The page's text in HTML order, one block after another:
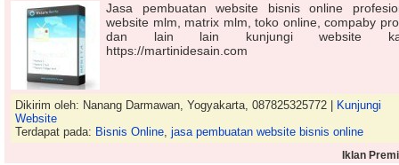
Jasa pembuatan website bisnis online
website mlm, matrix mlm, toko online, compaby
dan lain lain kunjungi website
https://martinidesain.com
Dikirim oleh: Nanang Darmawan, Yogyakarta, 087825325772 |
Kunjungi
Website
Terdapat pada: Bisnis Online, jasa pembuatan website bisnis online
Iklan